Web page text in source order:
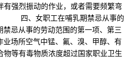
有强烈振动的作业，或者需要频繁弯
四、女职工在哺乳期禁忌从事的
从事的劳动范围的第一项、第三
所空气中锰、氟、溴、甲醇、有
物等有毒物质浓度超过国家职业卫生